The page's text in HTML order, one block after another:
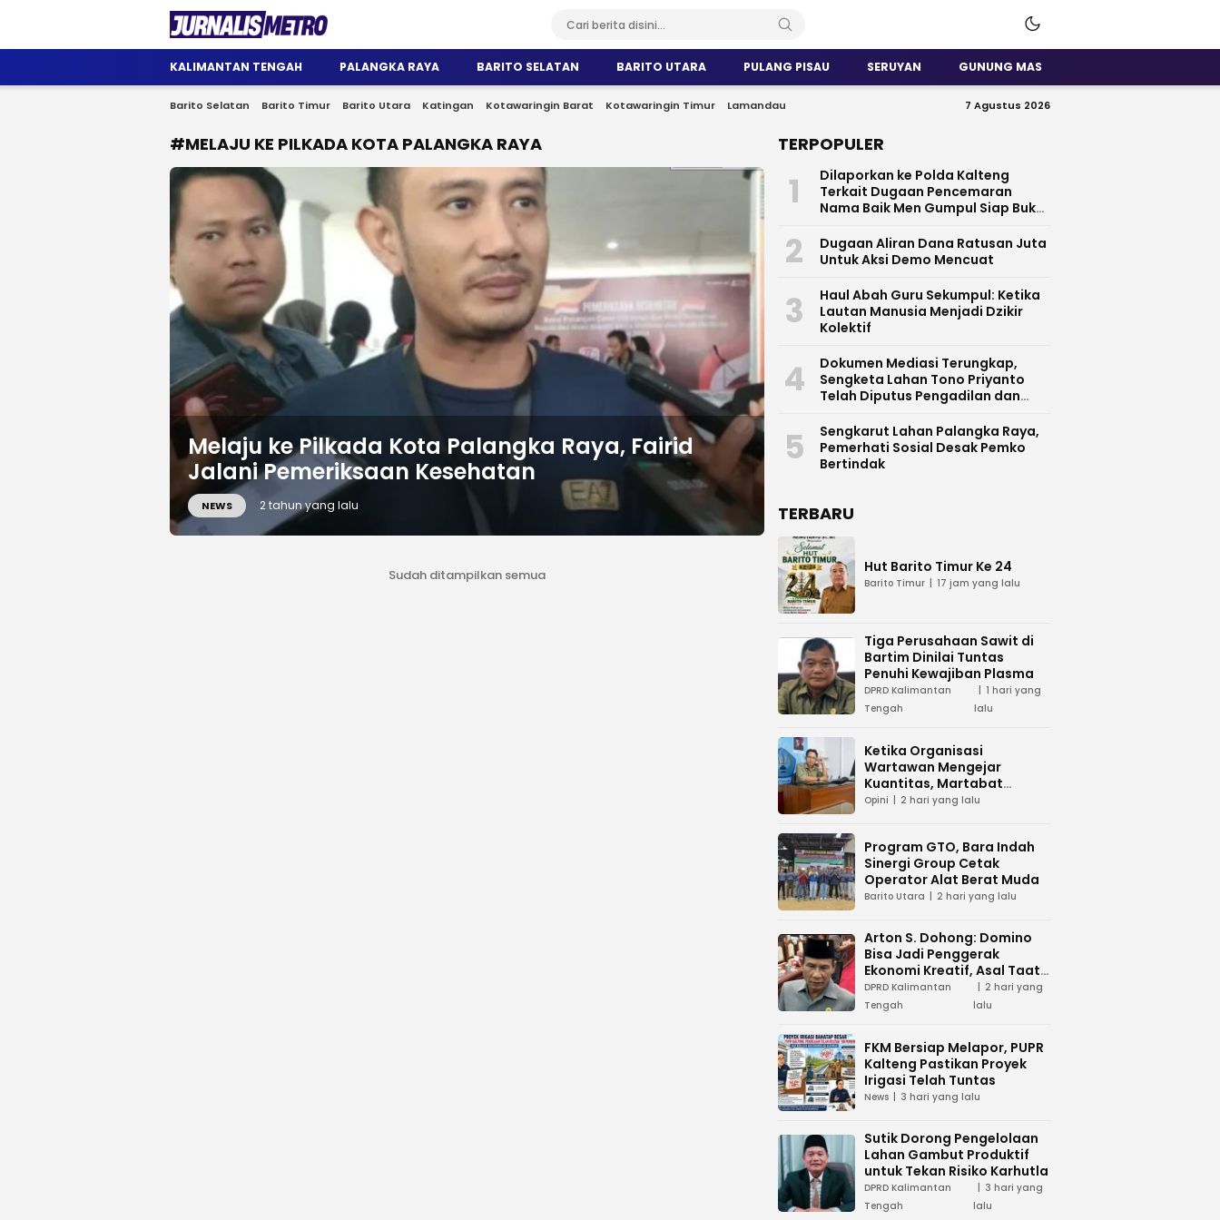
Jurnalis Metro
Satu Wadah Informasi
KALIMANTAN TENGAH PALANGKA RAYA BARITO SELATAN BARITO UTARA PULANG PISAU SERUYAN GUNUNG MAS
Barito Selatan Barito Timur Barito Utara Katingan Kotawaringin Barat Kotawaringin Timur Lamandau 7 Agustus 2026
#MELAJU KE PILKADA KOTA PALANGKA RAYA
Melaju ke Pilkada Kota Palangka Raya, Fairid
Jalani Pemeriksaan Kesehatan
NEWS 2 tahun yang lalu
Sudah ditampilkan semua
TERPOPULER
1
Dilaporkan ke Polda Kalteng
Terkait Dugaan Pencemaran
Nama Baik Men Gumpul Siap Buka
2
Dugaan Aliran Dana Ratusan Juta
Untuk Aksi Demo Mencuat
3
Haul Abah Guru Sekumpul: Ketika
Lautan Manusia Menjadi Dzikir
Kolektif
4
​Dokumen Mediasi Terungkap,
Sengketa Lahan Tono Priyanto
Telah Diputus Pengadilan dan
5
Sengkarut Lahan Palangka Raya,
Pemerhati Sosial Desak Pemko
Bertindak
TERBARU
Hut Barito Timur Ke 24
Barito Timur 17 jam yang lalu
Tiga Perusahaan Sawit di
Bartim Dinilai Tuntas
Penuhi Kewajiban Plasma
DPRD Kalimantan
Tengah
1 hari yang
lalu
Ketika Organisasi
Wartawan Mengejar
Kuantitas, Martabat
Profesi Menjadi Taruhan
Opini 2 hari yang lalu
Program GTO, Bara Indah
Sinergi Group Cetak
Operator Alat Berat Muda
Barito Utara 2 hari yang lalu
Arton S. Dohong: Domino
Bisa Jadi Penggerak
Ekonomi Kreatif, Asal Taat
Aturan
DPRD Kalimantan
Tengah
2 hari yang
lalu
FKM Bersiap Melapor, PUPR
Kalteng Pastikan Proyek
Irigasi Telah Tuntas
News 3 hari yang lalu
Sutik Dorong Pengelolaan
Lahan Gambut Produktif
untuk Tekan Risiko Karhutla
DPRD Kalimantan
Tengah
3 hari yang
lalu